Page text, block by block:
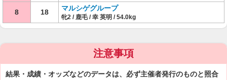
8 18 マルシゲグループ
牝2 / 鹿毛 / 幸 英明 / 54.0kg
注意事項
結果・成績・オッズなどのデータは、必ず主催者発行のものと照合